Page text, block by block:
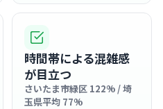
時間帯による混雑感
が目立つ
さいたま市緑区 122% / 埼
玉県平均 77%